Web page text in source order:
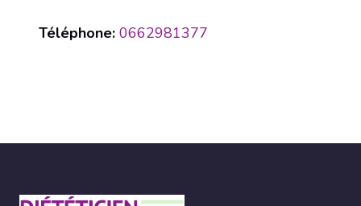
Téléphone: 0662981377